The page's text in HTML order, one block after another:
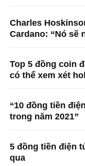
Charles
Cardano: “Nó sẽ
Top 5 đồng coin
có thể xem xét
“10 đồng tiền
trong năm 2021”
5 đồng tiền điện
qua